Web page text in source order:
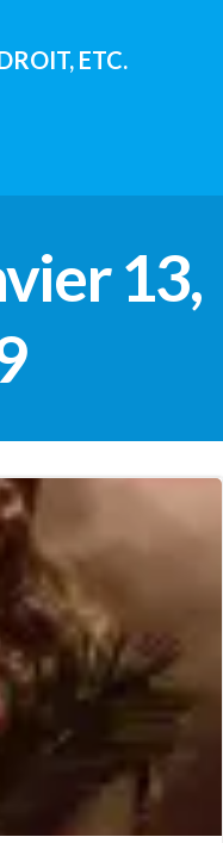
ETC.
13,